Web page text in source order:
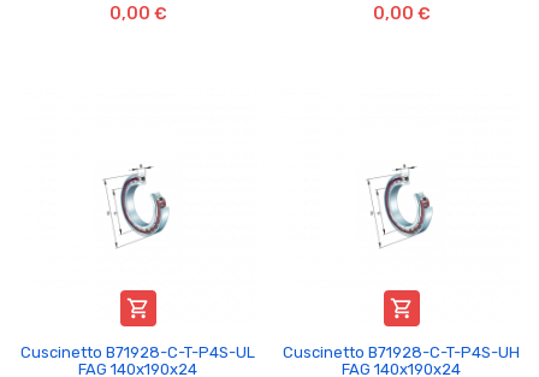
0,00 € 0,00 €

Cuscinetto B71928-C-T-P4S-UL
FAG 140x190x24

Cuscinetto B71928-C-T-P4S-UH
FAG 140x190x24